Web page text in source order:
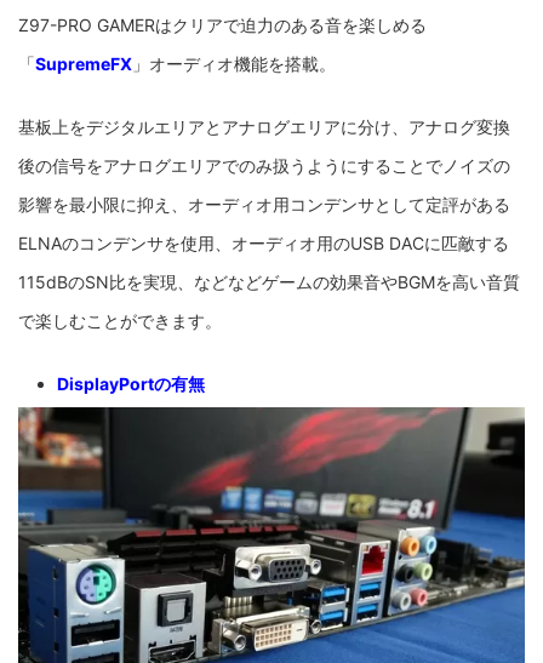
Z97-PRO GAMERはクリアで迫力のある音を楽しめる
「SupremeFX 」オーディオ機能を搭載。
基板上をデジタルエリアとアナログエリアに分け、アナログ変換
後の信号をアナログエリアでのみ扱うようにすることでノイズの
影響を最小限に抑え、オーディオ用コンデンサとして定評がある
ELNAのコンデンサを使用、オーディオ用のUSB DACに匹敵する
115dBのSN比を実現、などなどゲームの効果音やBGMを高い音質
で楽しむことができます。
DisplayPortの有無